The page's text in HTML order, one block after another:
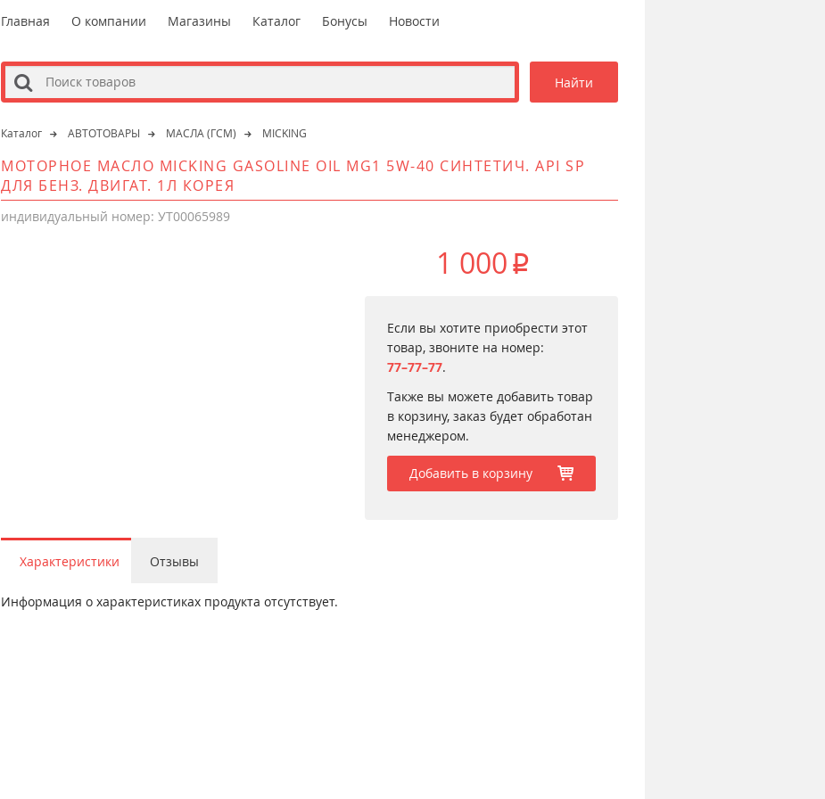
Главная О компании Магазины Каталог Бонусы Новости
s
Каталог АВТОТОВАРЫ МАСЛА (ГСМ) MICKING
МОТОРНОЕ МАСЛО MICKING GASOLINE OIL MG1 5W-40 СИНТЕТИЧ. API SP
ДЛЯ БЕНЗ. ДВИГАТ. 1Л КОРЕЯ
индивидуальный номер: УТ00065989
1 000 p
Если вы хотите приобрести этот
товар, звоните на номер:
77–77–77.
Также вы можете добавить товар
в корзину, заказ будет обработан
менеджером.
Добавить в корзину b
Характеристики
Информация о характеристиках продукта отсутствует.
Отзывы